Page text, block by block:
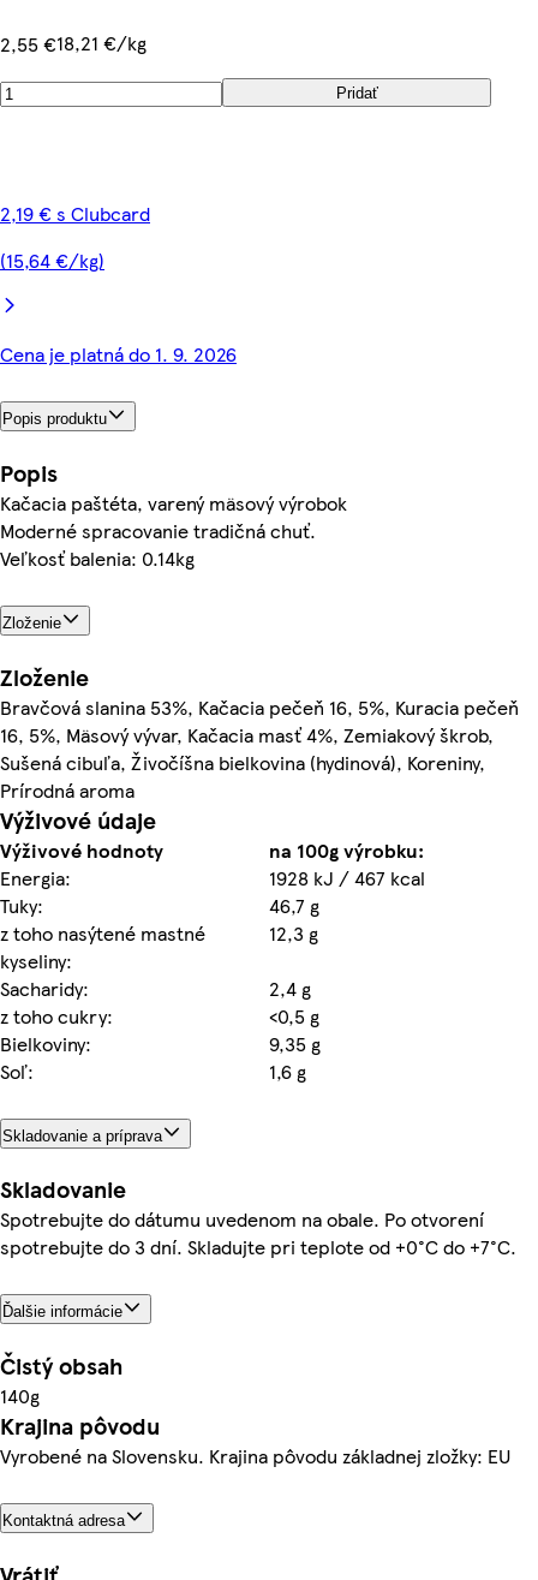
2,55 €18,21 €/kg
Pridať
2,19 € s Clubcard
(15,64 €/kg)
Cena je platná do 1. 9. 2026
Popis produktu
Popis
Kačacia paštéta, varený mäsový výrobok
Moderné spracovanie tradičná chuť.
Veľkosť balenia: 0.14kg
Zloženie
Zloženie
Bravčová slanina 53%, Kačacia pečeň 16, 5%, Kuracia pečeň
16, 5%, Mäsový vývar, Kačacia masť 4%, Zemiakový škrob,
Sušená cibuľa, Živočíšna bielkovina (hydinová), Koreniny,
Prírodná aroma
Výživové údaje
Výživové hodnoty
na 100g výrobku:
Energia:
1928 kJ / 467 kcal
Tuky:
46,7 g
z toho nasýtené mastné
kyseliny:
12,3 g
Sacharidy:
2,4 g
z toho cukry:
<0,5 g
Bielkoviny:
9,35 g
Soľ:
1,6 g
Skladovanie a príprava
Skladovanie
Spotrebujte do dátumu uvedenom na obale. Po otvorení
spotrebujte do 3 dní. Skladujte pri teplote od +0°C do +7°C.
Ďalšie informácie
Čistý obsah
140g
Krajina pôvodu
Vyrobené na Slovensku. Krajina pôvodu základnej zložky: EU
Kontaktná adresa